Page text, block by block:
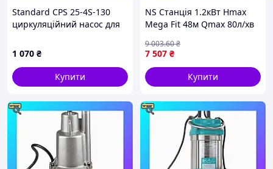
Standard CPS 25-4S-130
циркуляційний насос для
1 070 ₴
Купити
NS Станція 1.2кВт Hmax
Mega Fit 48м Qmax 80л/хв
(самовсмоктувальний
насос) 24л Україна Aquatic
Nes22/Q
7 507 ₴
9 003.60₴
Купити